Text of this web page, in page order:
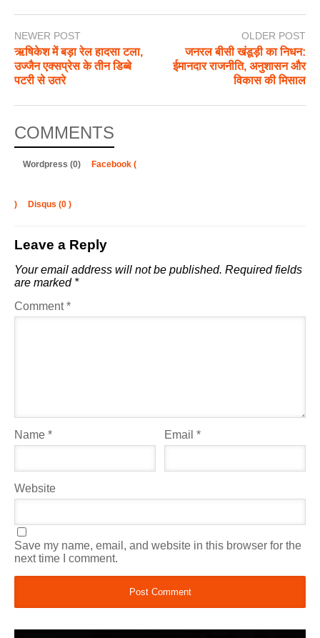
NEWER POST
ऋषिकेश में बड़ा रेल हादसा टला,
उज्जैन एक्सप्रेस के तीन डिब्बे
पटरी से उतरे
OLDER POST
जनरल बीसी खंडूड़ी का निधन:
ईमानदार राजनीति, अनुशासन और
विकास की मिसाल
COMMENTS
Wordpress (0) Facebook (
) Disqus (0 )
Leave a Reply
Your email address will not be published. Required fields
are marked *
Comment*
Name * Email*
Website
Save my name, email, and website in this browser for the
next time I comment.